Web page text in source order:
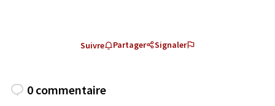
Suivre Partager Signaler
0 commentaire